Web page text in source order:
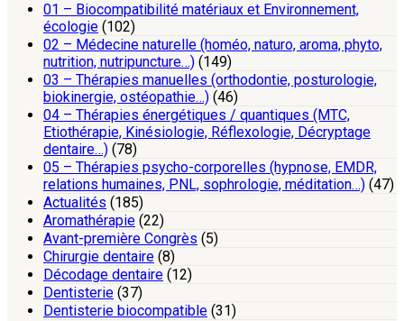
01 – Biocompatibilité matériaux et Environnement,
écologie (102)
02 – Médecine naturelle (homéo, naturo, aroma, phyto,
nutrition, nutripuncture…) (149)
03 – Thérapies manuelles (orthodontie, posturologie,
biokinergie, ostéopathie…) (46)
04 – Thérapies énergétiques / quantiques (MTC,
Etiothérapie, Kinésiologie, Réflexologie, Décryptage
dentaire…) (78)
05 – Thérapies psycho-corporelles (hypnose, EMDR,
relations humaines, PNL, sophrologie, méditation…) (47)
Actualités (185)
Aromathérapie (22)
Avant-première Congrès (5)
Chirurgie dentaire (8)
Décodage dentaire (12)
Dentisterie (37)
Dentisterie biocompatible (31)